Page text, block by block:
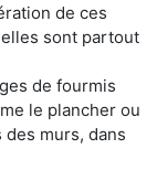
de ces
sont partout
de fourmis
le plancher ou
murs, dans